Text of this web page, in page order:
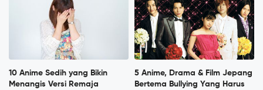
10 Anime Sedih yang Bikin
Menangis Versi Remaja
5 Anime, Drama & Film Jepang
Bertema Bullying Yang Harus